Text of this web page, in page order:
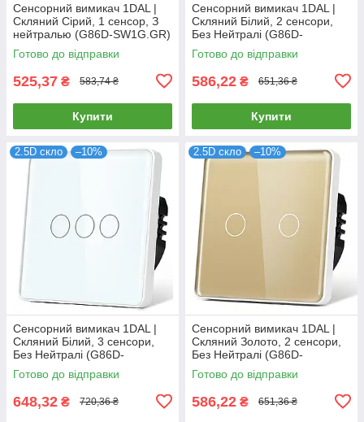
Сенсорний вимикач 1DAL |
Скляний Сірий, 1 сенсор, З
нейтралью (G86D-SW1G.GR)
Готово до відправки
525,37 ₴ 583,74 ₴
Купити
Сенсорний вимикач 1DAL |
Скляний Білий, 2 сенсори,
Без Нейтралі (G86D-
SW2G.SL.WT)
Готово до відправки
586,22 ₴ 651,36 ₴
Купити
2.5D скло –10%
Сенсорний вимикач 1DAL |
Скляний Білий, 3 сенсори,
Без Нейтралі (G86D-
SW3G.SL.WT)
Готово до відправки
648,32 ₴ 720,36 ₴
2.5D скло –10%
Сенсорний вимикач 1DAL |
Скляний Золото, 2 сенсори,
Без Нейтралі (G86D-
SW2G.SL.GD)
Готово до відправки
586,22 ₴ 651,36 ₴